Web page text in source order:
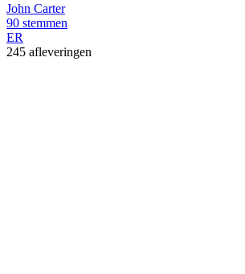
John Carter
90 stemmen
ER
245 afleveringen